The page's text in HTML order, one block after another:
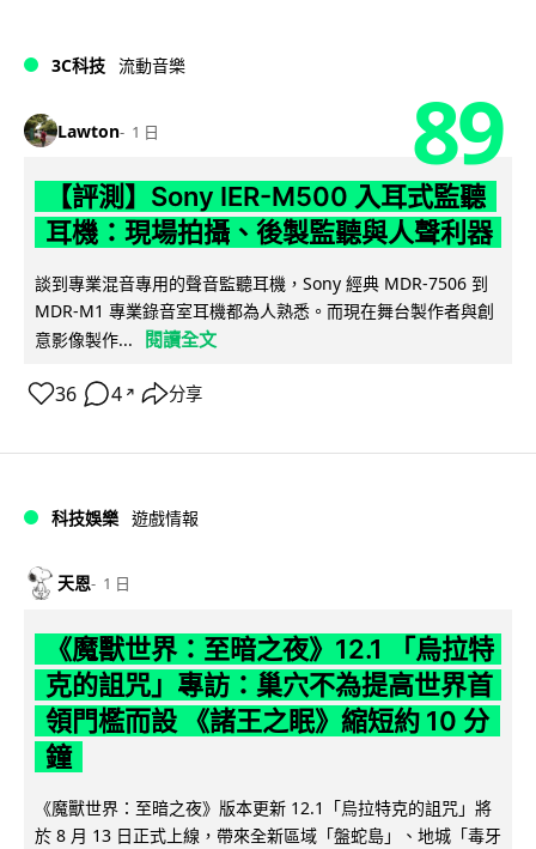
3C科技 流動音樂
Lawton 1 日 89
【評測】Sony IER-M500 入耳式監聽
耳機：現場拍攝、後製監聽與人聲利器
談到專業混音專用的聲音監聽耳機，Sony 經典 MDR-7506 到
MDR-M1 專業錄音室耳機都為人熟悉。而現在舞台製作者與創
意影像製作...
閱讀全文
36 4 ↗ 分享
科技娛樂 遊戲情報
天恩 1 日
《魔獸世界：至暗之夜》12.1 「烏拉特
克的詛咒」專訪：巢穴不為提高世界首
領門檻而設 《諸王之眠》縮短約 10 分
鐘
《魔獸世界：至暗之夜》版本更新 12.1「烏拉特克的詛咒」將
於 8 月 13 日正式上線，帶來全新區域「盤蛇島」、地城「毒牙